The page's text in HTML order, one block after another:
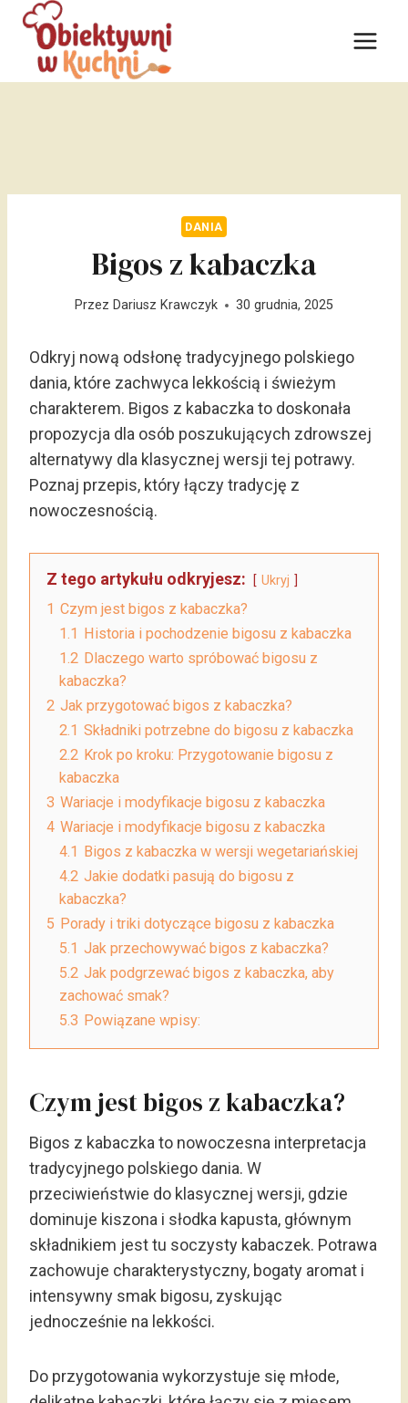
Przejdź
treści
DANIA
Bigos z kabaczka
Przez Dariusz Krawczyk 30 grudnia, 2025
Odkryj nową odsłonę tradycyjnego polskiego
dania, które zachwyca lekkością i świeżym
charakterem. Bigos z kabaczka to doskonała
propozycja dla osób poszukujących zdrowszej
alternatywy dla klasycznej wersji tej potrawy.
Poznaj przepis, który łączy tradycję z
nowoczesnością.
Z tego artykułu odkryjesz: Ukryj
1 Czym jest bigos z kabaczka?
1.1
Historia i pochodzenie bigosu z kabaczka
1.2 Dlaczego warto spróbować bigosu z
kabaczka?
2 Jak przygotować bigos z kabaczka?
2.1 Składniki potrzebne do bigosu z kabaczka
2.2 Krok po kroku: Przygotowanie bigosu z
kabaczka
3 Wariacje i modyfikacje bigosu z kabaczka
4 Wariacje i modyfikacje bigosu z kabaczka
4.1
Bigos z kabaczka w wersji wegetariańskiej
4.2 Jakie dodatki pasują do bigosu z
kabaczka?
5 Porady i triki dotyczące bigosu z kabaczka
5.1 Jak przechowywać bigos z kabaczka?
5.2 Jak podgrzewać bigos z kabaczka, aby
zachować smak?
5.3 Powiązane wpisy:
Czym jest bigos z kabaczka?
Bigos z kabaczka to nowoczesna interpretacja
tradycyjnego polskiego dania. W
przeciwieństwie do klasycznej wersji, gdzie
dominuje kiszona i słodka kapusta, głównym
składnikiem jest tu soczysty kabaczek. Potrawa
zachowuje charakterystyczny, bogaty aromat i
intensywny smak bigosu, zyskując
jednocześnie na lekkości.
Do przygotowania wykorzystuje się młode,